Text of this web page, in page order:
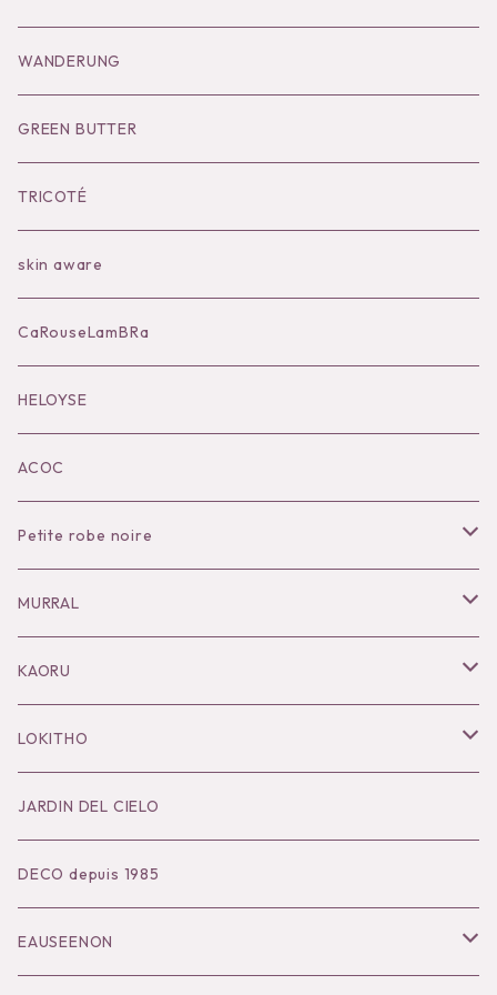
Goods
Socks
Shoes
Bilitis dix-sept ans
Tutu
Inner
Outer
Bag
Accessories
Black series
KOKO別注
Outer
Goods
Socks
Goods
WANDERUNG
GREEN BUTTER
TRICOTÉ
skin aware
CaRouseLamBRa
HELOYSE
ACOC
Petite robe noire
Necklace
Pierce
Bracelet／Bangle
Ring
Brooch
Hair Accessories
MURRAL
Outer
Tops
Bottoms
Dress
Accessories
KAORU
Necklace
Pierce
Ear Cuff
Bangle
LOKITHO
Tops
Bottoms
Dress
JARDIN DEL CIELO
DECO depuis 1985
EAUSEENON